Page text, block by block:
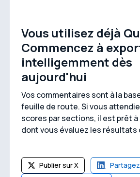
Vous utilisez déjà
Commencez à
intelligemment dès
aujourd'hui
Vos commentaires sont à la
feuille de route. Si vous
scores par sections, il est prêt
dont vous évaluez les résultats
Publier sur X